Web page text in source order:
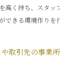
高く持ち、スタッ
できる環境作りを
取引先の事業